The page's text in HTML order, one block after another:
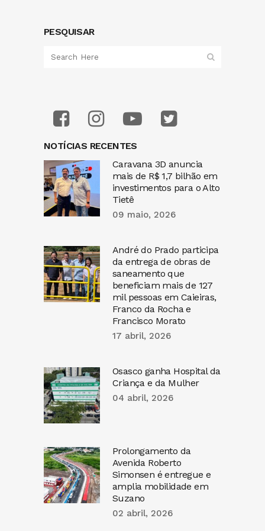
PESQUISAR
NOTÍCIAS RECENTES
Caravana 3D anuncia
mais de R$ 1,7 bilhão em
investimentos para o Alto
Tietê
09 maio, 2026
André do Prado participa
da entrega de obras de
saneamento que
beneficiam mais de 127
mil pessoas em Caieiras,
Franco da Rocha e
Francisco Morato
17 abril, 2026
Osasco ganha Hospital da
Criança e da Mulher
04 abril, 2026
Prolongamento da
Avenida Roberto
Simonsen é entregue e
amplia mobilidade em
Suzano
02 abril, 2026